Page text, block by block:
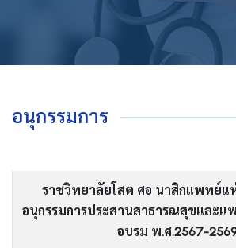
อนุกรรมการ
ราชวิทยาลัยโสต ศอ นาสิกแพทย์แ
อนุกรรมการประสานสาธารณสุขและแ
อบรม พ.ศ.2567-